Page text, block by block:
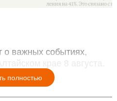
о важных событиях,
крае 8 августа.
полностью